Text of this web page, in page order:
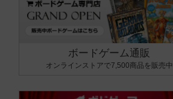
ボードゲーム通販
オンラインストアで7,500商品を販売中